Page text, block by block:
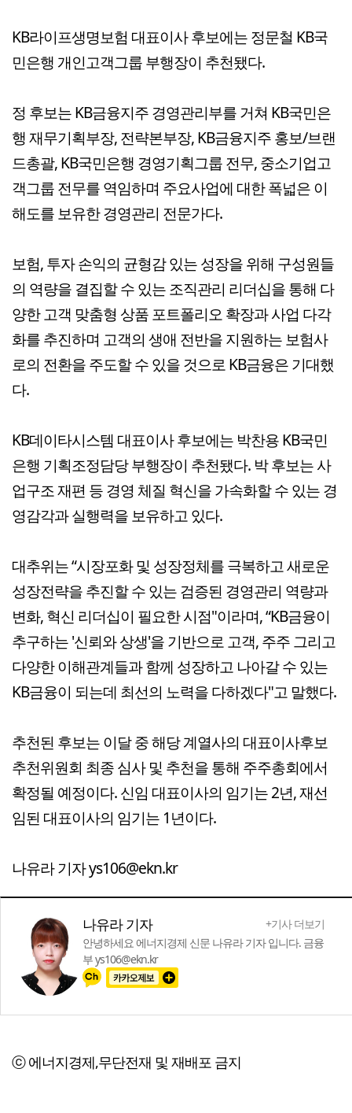
KB라이프생명보험 대표이사 후보에는 정문철 KB국
민은행 개인고객그룹 부행장이 추천됐다.
정 후보는 KB금융지주 경영관리부를 거쳐 KB국민은
행 재무기획부장, 전략본부장, KB금융지주 홍보/브랜
드총괄, KB국민은행 경영기획그룹 전무, 중소기업고
객그룹 전무를 역임하며 주요사업에 대한 폭넓은 이
해도를 보유한 경영관리 전문가다.
보험, 투자 손익의 균형감 있는 성장을 위해 구성원들
의 역량을 결집할 수 있는 조직관리 리더십을 통해 다
양한 고객 맞춤형 상품 포트폴리오 확장과 사업 다각
화를 추진하며 고객의 생애 전반을 지원하는 보험사
로의 전환을 주도할 수 있을 것으로 KB금융은 기대했
다.
KB데이타시스템 대표이사 후보에는 박찬용 KB국민
은행 기획조정담당 부행장이 추천됐다. 박 후보는 사
업구조 재편 등 경영 체질 혁신을 가속화할 수 있는 경
영감각과 실행력을 보유하고 있다.
대추위는 “시장포화 및 성장정체를 극복하고 새로운
성장전략을 추진할 수 있는 검증된 경영관리 역량과
변화, 혁신 리더십이 필요한 시점"이라며, “KB금융이
추구하는 '신뢰와 상생'을 기반으로 고객, 주주 그리고
다양한 이해관계들과 함께 성장하고 나아갈 수 있는
KB금융이 되는데 최선의 노력을 다하겠다"고 말했다.
추천된 후보는 이달 중 해당 계열사의 대표이사후보
추천위원회 최종 심사 및 추천을 통해 주주총회에서
확정될 예정이다. 신임 대표이사의 임기는 2년, 재선
임된 대표이사의 임기는 1년이다.
나유라 기자 ys106@ekn.kr
나유라 기자
+기사 더보기
안녕하세요 에너지경제 신문 나유라 기자 입니다. 금융
부 ys106@ekn.kr
ⓒ 에너지경제,무단전재 및 재배포 금지